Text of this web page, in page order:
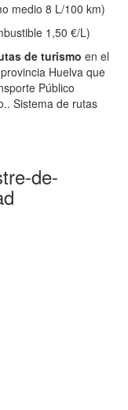
medio 8 L/100 km)
1,50 €/L)
de turismo en el
Huelva que
Público
Sistema de rutas
de-